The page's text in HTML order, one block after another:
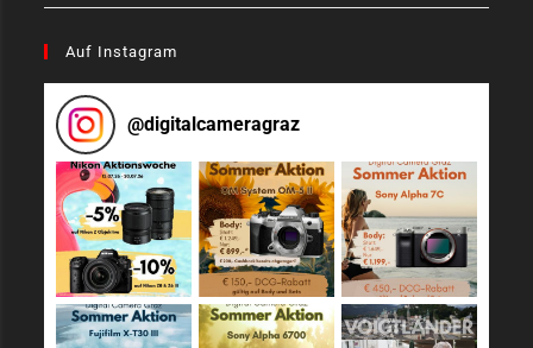
Auf Instagram
@digitalcameragraz